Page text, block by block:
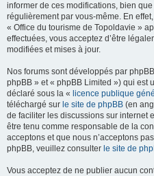
informer de ces modifications, bien
régulièrement par vous-même. En
« Office du tourisme de Topoldavie »
effectuées, vous acceptez d’être
modifiées et mises à jour.
Nos forums sont développés par
phpBB » et « phpBB Limited ») qui est
déclaré sous la « licence publique
téléchargé sur le site de phpBB (en
de faciliter les discussions sur internet
être tenu comme responsable de la
acceptons et que nous n’acceptons
phpBB, veuillez consulter le site de
Vous acceptez de ne publier aucun